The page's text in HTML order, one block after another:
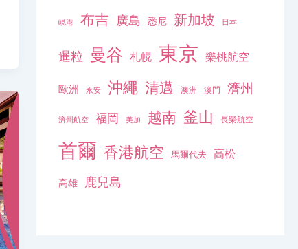
峴港 布吉 廣島 悉尼 新加坡 日本
暹粒 曼谷 札幌 東京 樂桃航空
歐洲 永安 沖繩 清邁 澳洲 澳門 濟州
濟州航空 福岡 美加 越南 釜山 長榮航空
首爾 香港航空 馬爾代夫 高松
高雄 鹿兒島